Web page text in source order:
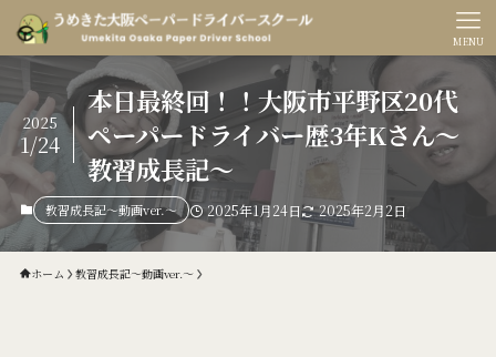
MENU
本日最終回！！大阪市平野区20代
ペーパードライバー歴3年Kさん〜
教習成長記〜
2025
1/24
教習成長記〜動画ver.〜 2025年1月24日 2025年2月2日
ホーム 教習成長記〜動画ver.〜